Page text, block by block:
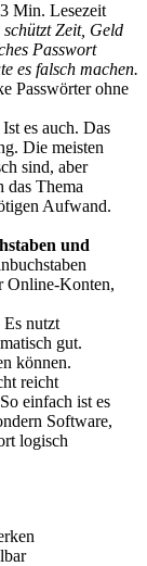
3 Min. Lesezeit
Zeit, Geld
Passwort
es falsch machen.
Passwörter ohne
es auch. Das
Die meisten
sind, aber
das Thema
Aufwand.
und
Online-Konten,
Es nutzt
gut.
können.
reicht
einfach ist es
Software,
logisch